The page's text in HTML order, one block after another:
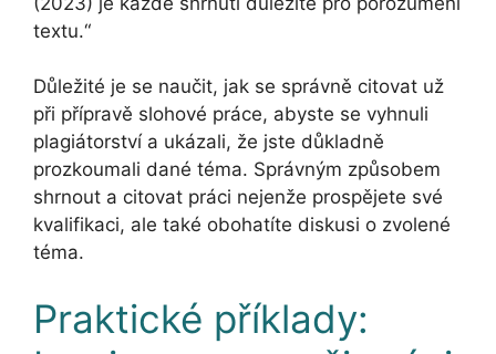
textu.“
Důležité je se naučit, jak se správně citovat už
při přípravě slohové práce, abyste se vyhnuli
plagiátorství a ukázali, že jste důkladně
prozkoumali dané téma. Správným způsobem
shrnout a citovat práci nejenže prospějete své
kvalifikaci, ale také obohatíte diskusi o zvolené
téma.
Praktické příklady: